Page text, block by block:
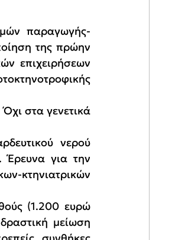
παραγωγής-
της πρώην
επιχειρήσεων
στα γενετικά
νερού
Έρευνα για την
κτηνιατρικών
(1.200 ευρώ
μείωση